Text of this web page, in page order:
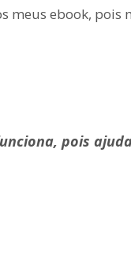
meus ebook,
pois